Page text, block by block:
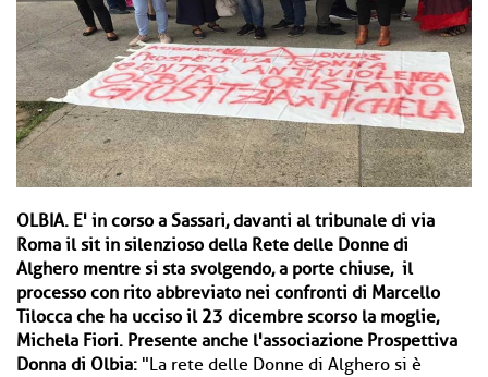
OLBIA. E' in corso a Sassari, davanti al tribunale di via
Roma il sit in silenzioso della Rete delle Donne di
Alghero mentre si sta svolgendo, a porte chiuse, il
processo con rito abbreviato nei confronti di Marcello
Tilocca che ha ucciso il 23 dicembre scorso la moglie,
Michela Fiori. Presente anche l'associazione Prospettiva
Donna di Olbia: "La rete delle Donne di Alghero si è